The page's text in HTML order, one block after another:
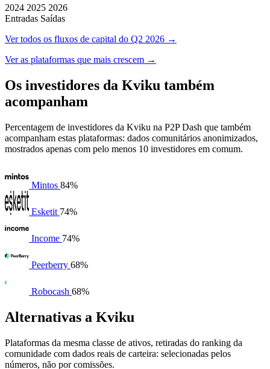
2024 2025 2026
Entradas Saídas
Ver todos os fluxos de capital do Q2 2026 →
Ver as plataformas que mais crescem →
Os investidores da Kviku também
acompanham
Percentagem de investidores da Kviku na P2P Dash que também
acompanham estas plataformas: dados comunitários anonimizados,
mostrados apenas com pelo menos 10 investidores em comum.
Mintos 84%
Esketit 74%
Income 74%
Peerberry 68%
Robocash 68%
Alternativas a Kviku
Plataformas da mesma classe de ativos, retiradas do ranking da
comunidade com dados reais de carteira: selecionadas pelos
números, não por comissões.